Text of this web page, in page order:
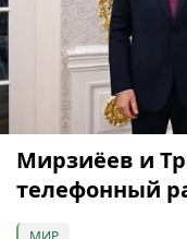
Мирзиёев и
телефонный